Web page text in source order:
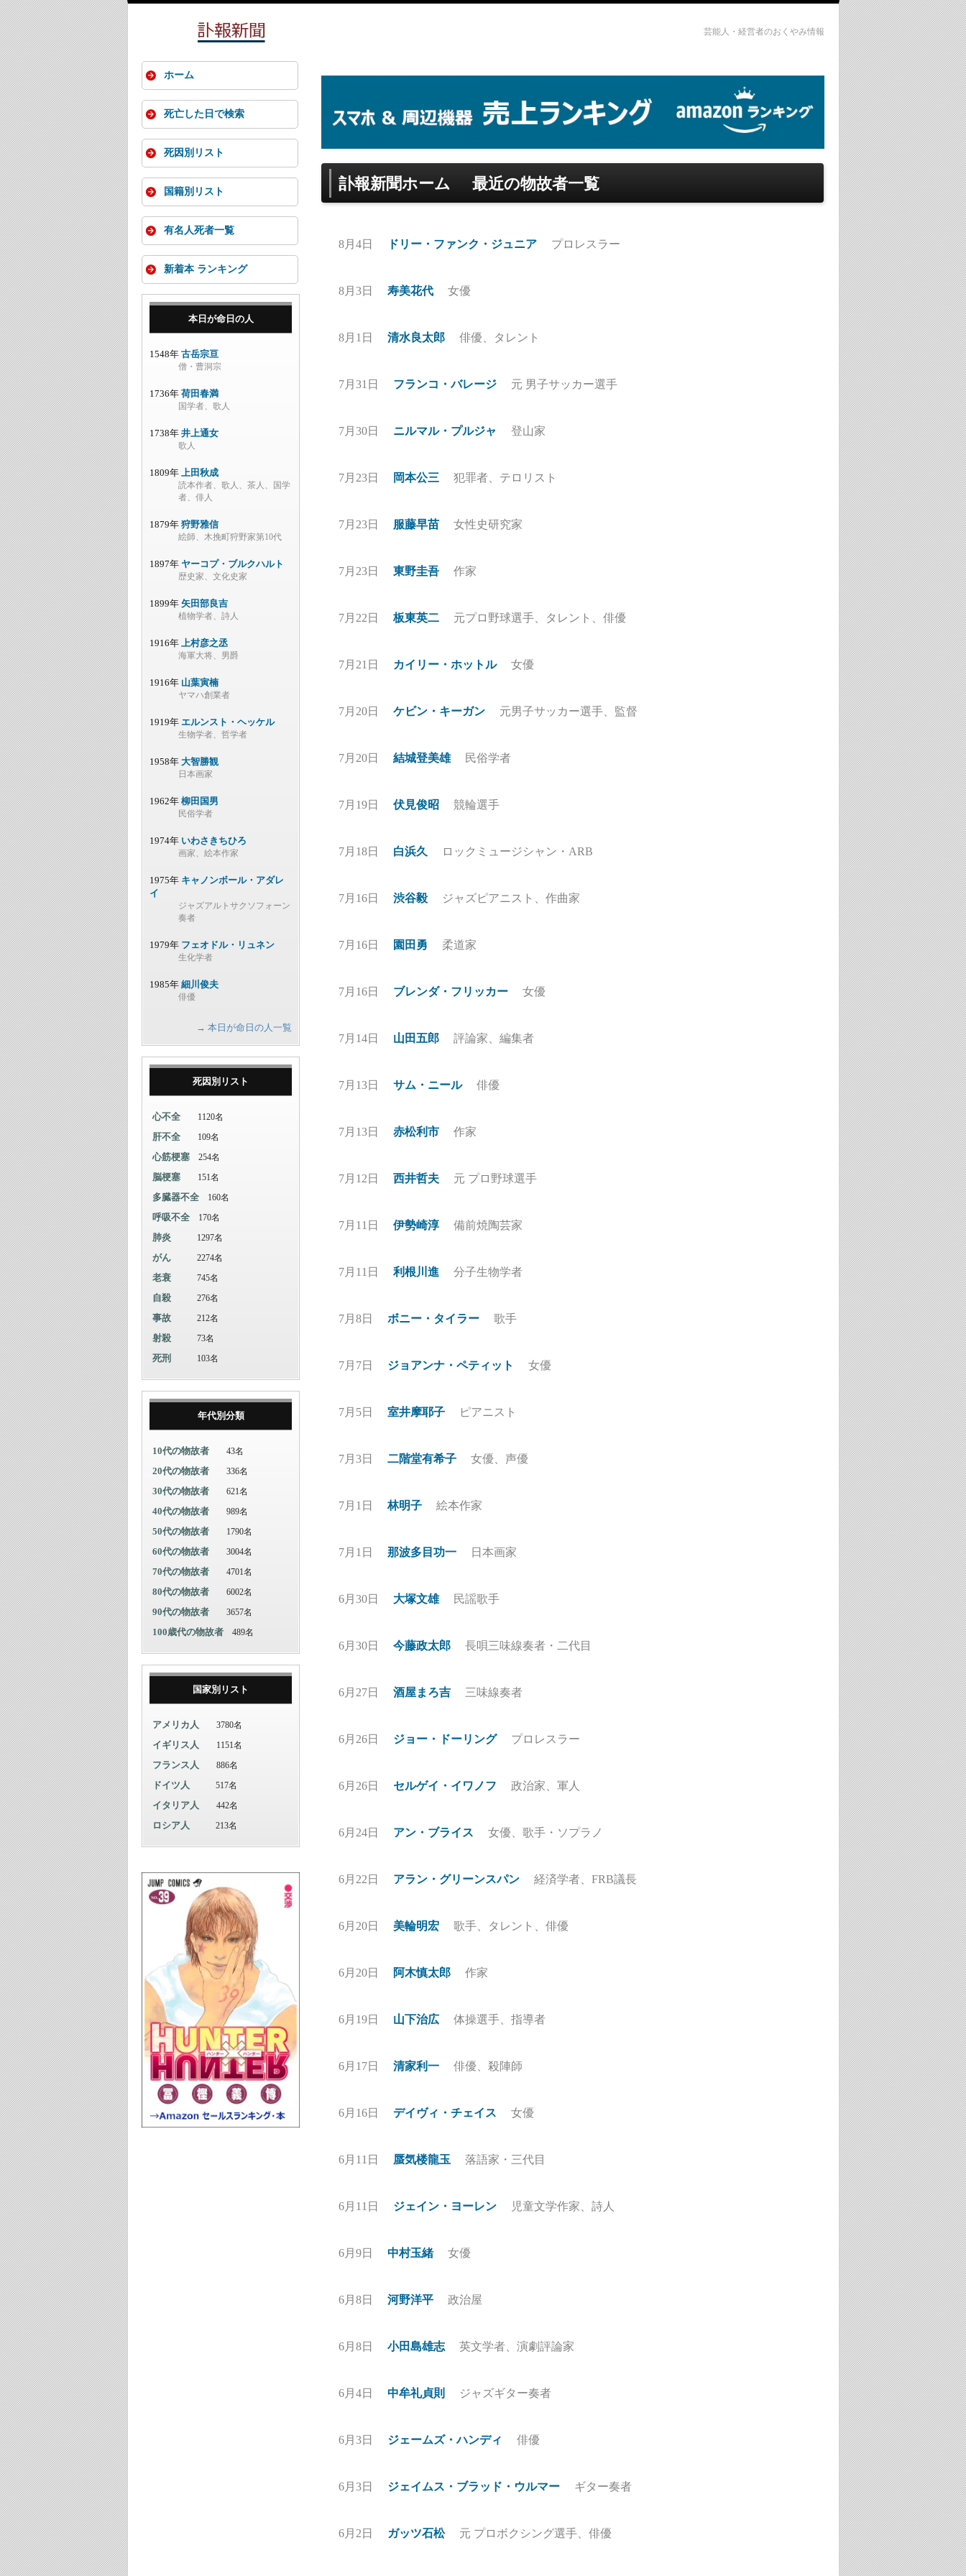
芸能人・経営者のおくやみ情報
訃報新聞ホーム 最近の物故者一覧
8月4日 ドリー・ファンク・ジュニア プロレスラー
8月3日 寿美花代 女優
8月1日 清水良太郎 俳優、タレント
7月31日 フランコ・バレージ 元 男子サッカー選手
7月30日 ニルマル・プルジャ 登山家
7月23日 岡本公三 犯罪者、テロリスト
7月23日 服藤早苗 女性史研究家
7月23日 東野圭吾 作家
7月22日 板東英二 元プロ野球選手、タレント、俳優
7月21日 カイリー・ホットル 女優
7月20日 ケビン・キーガン 元男子サッカー選手、監督
7月20日 結城登美雄 民俗学者
7月19日 伏見俊昭 競輪選手
7月18日 白浜久 ロックミュージシャン・ARB
7月16日 渋谷毅 ジャズピアニスト、作曲家
7月16日 園田勇 柔道家
7月16日 ブレンダ・フリッカー 女優
7月14日 山田五郎 評論家、編集者
7月13日 サム・ニール 俳優
7月13日 赤松利市 作家
7月12日 西井哲夫 元 プロ野球選手
7月11日 伊勢崎淳 備前焼陶芸家
7月11日 利根川進 分子生物学者
7月8日 ボニー・タイラー 歌手
7月7日 ジョアンナ・ペティット 女優
7月5日 室井摩耶子 ピアニスト
7月3日 二階堂有希子 女優、声優
7月1日 林明子 絵本作家
7月1日 那波多目功一 日本画家
6月30日 大塚文雄 民謡歌手
6月30日 今藤政太郎 長唄三味線奏者・二代目
6月27日 酒屋まろ吉 三味線奏者
6月26日 ジョー・ドーリング プロレスラー
6月26日 セルゲイ・イワノフ 政治家、軍人
6月24日 アン・ブライス 女優、歌手・ソプラノ
6月22日 アラン・グリーンスパン 経済学者、FRB議長
6月20日 美輪明宏 歌手、タレント、俳優
6月20日 阿木慎太郎 作家
6月19日 山下治広 体操選手、指導者
6月17日 清家利一 俳優、殺陣師
6月16日 デイヴィ・チェイス 女優
6月11日 蜃気楼龍玉 落語家・三代目
6月11日 ジェイン・ヨーレン 児童文学作家、詩人
6月9日 中村玉緒 女優
6月8日 河野洋平 政治屋
6月8日 小田島雄志 英文学者、演劇評論家
6月4日 中牟礼貞則 ジャズギター奏者
6月3日 ジェームズ・ハンディ 俳優
6月3日 ジェイムス・ブラッド・ウルマー ギター奏者
6月2日 ガッツ石松 元 プロボクシング選手、俳優
ホーム
死亡した日で検索
死因別リスト
国籍別リスト
有名人死者一覧
新着本 ランキング
本日が命日の人
1548年 古岳宗亘
僧・曹洞宗
1736年 荷田春満
国学者、歌人
1738年 井上通女
歌人
1809年 上田秋成
読本作者、歌人、茶人、国学
者、俳人
1879年 狩野雅信
絵師、木挽町狩野家第10代
1897年 ヤーコプ・ブルクハルト
歴史家、文化史家
1899年 矢田部良吉
植物学者、詩人
1916年 上村彦之丞
海軍大将、男爵
1916年 山葉寅楠
ヤマハ創業者
1919年 エルンスト・ヘッケル
生物学者、哲学者
1958年 大智勝観
日本画家
1962年 柳田国男
民俗学者
1974年 いわさきちひろ
画家、絵本作家
1975年 キャノンボール・アダレ
イ
ジャズアルトサクソフォーン
奏者
1979年 フェオドル・リュネン
生化学者
1985年 細川俊夫
俳優
→ 本日が命日の人一覧
死因別リスト
心不全 1120名
肝不全 109名
心筋梗塞 254名
脳梗塞 151名
多臓器不全 160名
呼吸不全 170名
肺炎 1297名
がん 2274名
老衰 745名
自殺 276名
事故 212名
射殺 73名
死刑 103名
年代別分類
10代の物故者 43名
20代の物故者 336名
30代の物故者 621名
40代の物故者 989名
50代の物故者 1790名
60代の物故者 3004名
70代の物故者 4701名
80代の物故者 6002名
90代の物故者 3657名
100歳代の物故者 489名
国家別リスト
アメリカ人 3780名
イギリス人 1151名
フランス人 886名
ドイツ人 517名
イタリア人 442名
ロシア人 213名